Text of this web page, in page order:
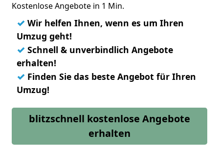
Kostenlose Angebote in 1 Min.
✓ Wir helfen Ihnen, wenn es um Ihren
Umzug geht!
✓ Schnell & unverbindlich Angebote
erhalten!
✓ Finden Sie das beste Angebot für Ihren
Umzug!
blitzschnell kostenlose Angebote
erhalten